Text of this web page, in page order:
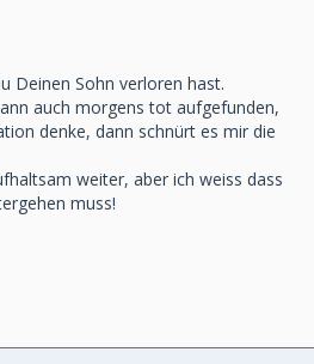
Deinen Sohn verloren hast.
auch morgens tot aufgefunden,
denke, dann schnürt es mir die
weiter, aber ich weiss dass
muss!